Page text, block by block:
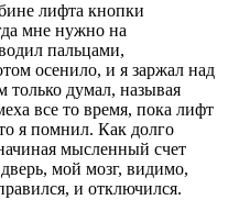
лифта кнопки
мне нужно на
пальцами,
осенило, и я заржал над
думал, называя
все то время, пока лифт
я помнил. Как долго
мысленный счет
мой мозг, видимо,
и отключился.